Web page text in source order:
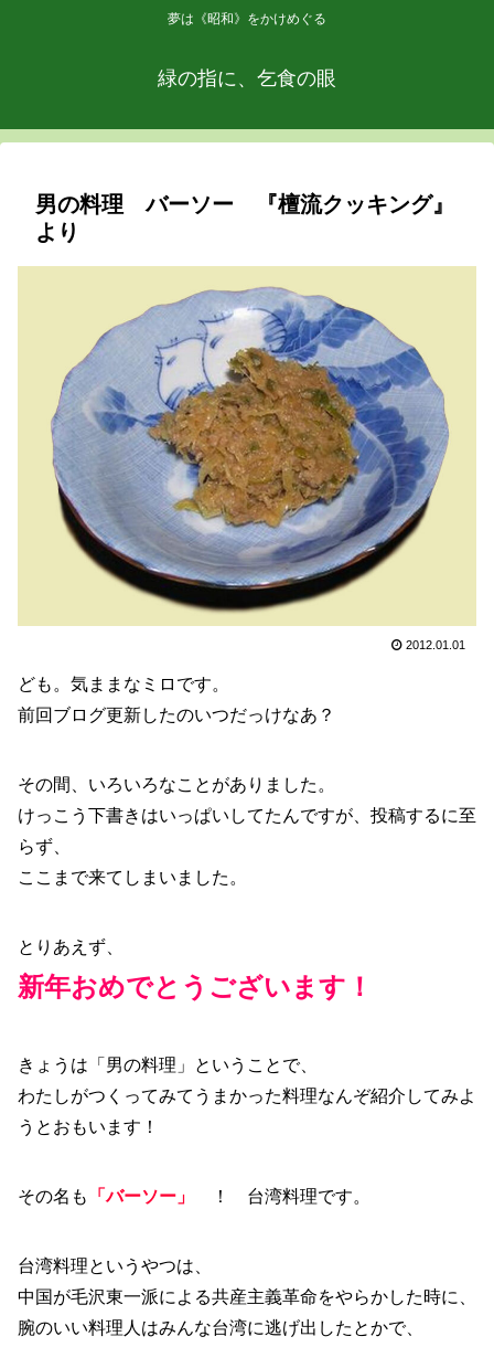
夢は《昭和》をかけめぐる
緑の指に、乞食の眼
男の料理 バーソー 『檀流クッキング』
より
2012.01.01
ども。気ままなミロです。
前回ブログ更新したのいつだっけなあ？
その間、いろいろなことがありました。
けっこう下書きはいっぱいしてたんですが、投稿するに至
らず、
ここまで来てしまいました。
とりあえず、
新年おめでとうございます！
きょうは「男の料理」ということで、
わたしがつくってみてうまかった料理なんぞ紹介してみよ
うとおもいます！
その名も 「バーソー」 ！ 台湾料理です。
台湾料理というやつは、
中国が毛沢東一派による共産主義革命をやらかした時に、
腕のいい料理人はみんな台湾に逃げ出したとかで、